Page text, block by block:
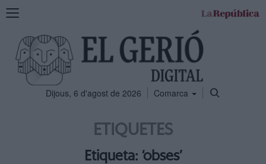
Mostra
navegació
Dijous, 6 d'agost de 2026 Comarca
ETIQUETES
Etiqueta: ‘obses’